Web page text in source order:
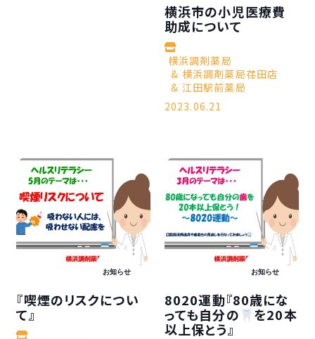
横浜市の小児医療費
助成について
横浜調剤薬局
横浜調剤薬局荏田店
江田駅前薬局
2023.06.21
お知らせ
『喫煙のリスクについ
て』
お知らせ
8020運動『80歳にな
っても自分の
を20本
以上保とう』